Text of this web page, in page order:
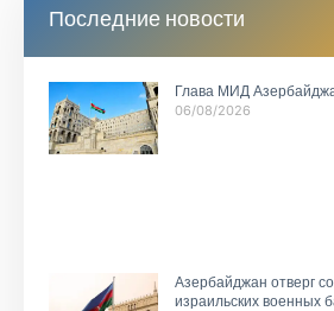
Последние новости
Глава МИД
06/08/2026
Азербайджан отверг
израильских военных